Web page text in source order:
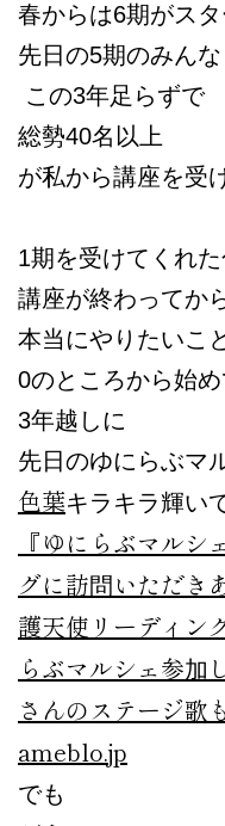
春からは6期がス
先日の5期のみんな
この3年足らずで
総勢40名以上
が私から講座を受
1期を受けてくれた
講座が終わってか
本当にやりたいこ
0のところから始め
3年越しに
先日のゆにらぶマ
色葉キラキラ輝い
『ゆにらぶマル
グに訪問いただき
護天使リーディン
らぶマルシェ参加
さんのステージ歌
ameblo.jp
でも